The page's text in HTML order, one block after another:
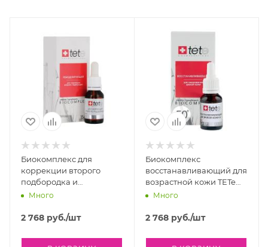
Биокомплекс для
коррекции второго
подбородка и
уменьшения объема
TETe Cosmeceutical
15 мл
Много
2 768 руб./шт
Биокомплекс
восстанавливающий для
возрастной кожи TETe
Cosmeceutical
Много
2 768 руб./шт